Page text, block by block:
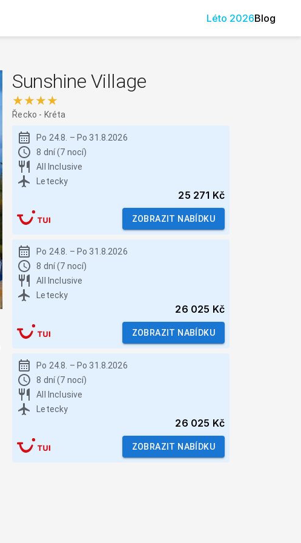
Léto 2026Blog
Sunshine Village
★★★★
Řecko - Kréta
Po 24.8. – Po 31.8.2026
8 dní (7 nocí)
All Inclusive
Letecky
25 271 Kč
ZOBRAZIT NABÍDKU
Po 24.8. – Po 31.8.2026
8 dní (7 nocí)
All Inclusive
Letecky
26 025 Kč
ZOBRAZIT NABÍDKU
Po 24.8. – Po 31.8.2026
8 dní (7 nocí)
All Inclusive
Letecky
26 025 Kč
ZOBRAZIT NABÍDKU